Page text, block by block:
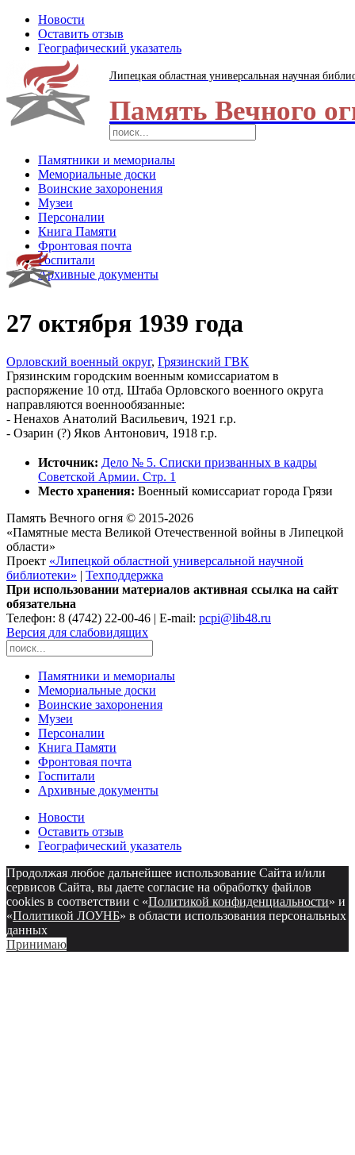
Новости
Оставить отзыв
Географический указатель
Липецкая областная универсальная научная
Память Вечного
Памятники и мемориалы
Мемориальные доски
Воинские захоронения
Музеи
Персоналии
Книга Памяти
Фронтовая почта
Госпитали
Архивные документы
27 октября 1939 года
Орловский военный округ, Грязинский ГВК
Грязинским городским военным комиссариатом в
распоряжение 10 отд. Штаба Орловского военного округа
направляются военнообязанные:
- Ненахов Анатолий Васильевич, 1921 г.р.
- Озарин (?) Яков Антонович, 1918 г.р.
Источник: Дело № 5. Списки призванных в кадры
Советской Армии. Стр. 1
Место хранения: Военный комиссариат города Грязи
Память Вечного огня © 2015-2026
«Памятные места Великой Отечественной войны в Липецкой
области»
Проект «Липецкой областной универсальной научной
библиотеки» | Техподдержка
При использовании материалов активная ссылка на сайт
обязательна
Телефон: 8 (4742) 22-00-46 | E-mail: pcpi@lib48.ru
Версия для слабовидящих
Памятники и мемориалы
Мемориальные доски
Воинские захоронения
Музеи
Персоналии
Книга Памяти
Фронтовая почта
Госпитали
Архивные документы
Новости
Оставить отзыв
Географический указатель
Продолжая любое дальнейшее использование Сайта и/или
сервисов Сайта, вы даете согласие на обработку файлов
cookies в соответствии с «Политикой конфиденциальности» и
«Политикой ЛОУНБ» в области использования персональных
данных
Принимаю